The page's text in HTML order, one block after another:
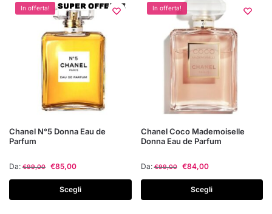
In offerta!
Chanel N°5 Donna Eau de
Parfum
Da: €99,00 €85,00
Scegli
Questo
prodotto
Le
In offerta!
Chanel Coco Mademoiselle
Donna Eau de Parfum
Da:€99,00 €84,00
Scegli
Questo
prodotto
Le